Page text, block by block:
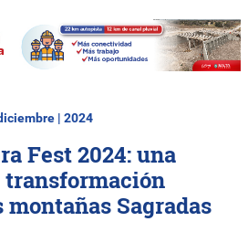
| 2024
Fest 2024: una
Sagradas